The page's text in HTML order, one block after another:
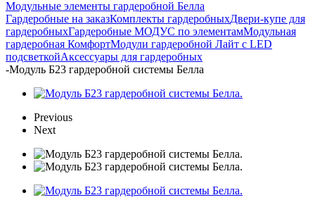
Модульные элементы гардеробной Белла
Гардеробные на заказКомплекты гардеробныхДвери-купе для
гардеробныхГардеробные МОДУС по элементамМодульная
гардеробная КомфортМодули гардеробной Лайт с LED
подсветкойАксессуары для гардеробных
-Модуль Б23 гардеробной системы Белла
Previous
Next